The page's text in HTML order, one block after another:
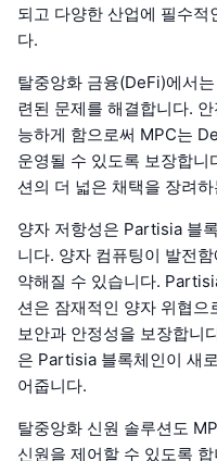
되고 다양한 산업에 필수적
다.
탈중앙화 금융(DeFi)에서
련된 문제를 해결합니다.
능하게 함으로써 MPC는
운영될 수 있도록 보장합
션의 더 넓은 채택을 장려
양자 저항성은 Partisia 블
니다. 양자 컴퓨팅이 발전
약해질 수 있습니다.
션은 잠재적인 양자 위협으
보안과 안정성을 보장합니
은 Partisia 블록체인이 새
어줍니다.
탈중앙화 신원 솔루션도
신원을 제어할 수 있도록